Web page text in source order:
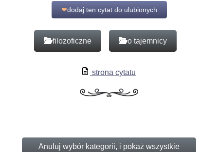
❤dodaj ten cytat do ulubionych
filozoficzne o tajemnicy
strona cytatu
Anuluj wybór kategorii, i pokaż wszystkie